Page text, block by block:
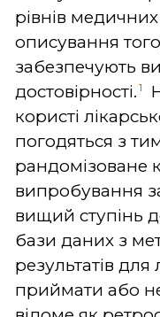
рівнів медичних
описування
забезпечують
достовірності. 1
користі
погодяться з
рандомізоване
випробування
вищий ступінь
бази даних з
результатів
приймати або